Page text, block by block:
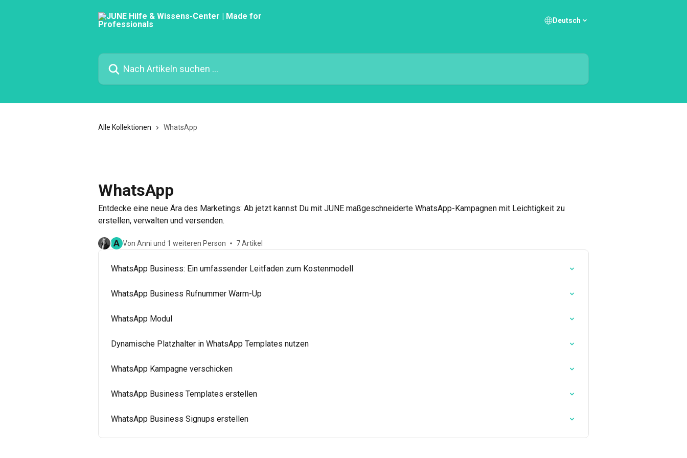
Deutsch
Nach Artikeln suchen …
Alle Kollektionen WhatsApp
WhatsApp
Entdecke eine neue Ära des Marketings: Ab jetzt kannst Du mit JUNE maßgeschneiderte WhatsApp-Kampagnen mit Leichtigkeit zu
erstellen, verwalten und versenden.
A Von Anni und 1 weiteren Person 7 Artikel
WhatsApp Business: Ein umfassender Leitfaden zum Kostenmodell
WhatsApp Business Rufnummer Warm-Up
WhatsApp Modul
Dynamische Platzhalter in WhatsApp Templates nutzen
WhatsApp Kampagne verschicken
WhatsApp Business Templates erstellen
WhatsApp Business Signups erstellen